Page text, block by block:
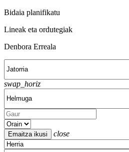
Bidaia planifikatu
Lineak eta ordutegiak
Denbora Erreala
swap_horiz
close